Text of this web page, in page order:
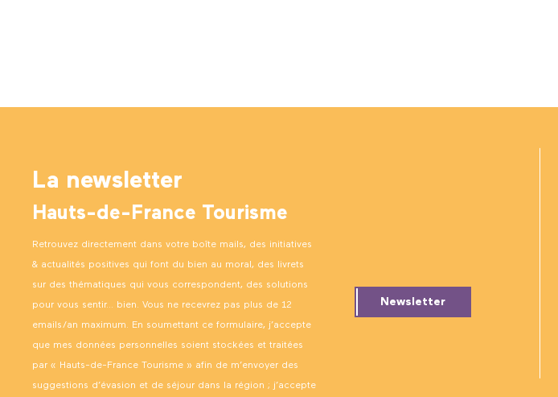
La newsletter
Hauts-de-France Tourisme
Retrouvez directement dans votre boîte mails, des initiatives
& actualités positives qui font du bien au moral, des livrets
sur des thématiques qui vous correspondent, des solutions
pour vous sentir… bien. Vous ne recevrez pas plus de 12
emails/an maximum. En soumettant ce formulaire, j’accepte
que mes données personnelles soient stockées et traitées
par « Hauts-de-France Tourisme » afin de m’envoyer des
suggestions d’évasion et de séjour dans la région ; j’accepte
Newsletter